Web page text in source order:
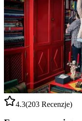
4.3(203 Recenzje)